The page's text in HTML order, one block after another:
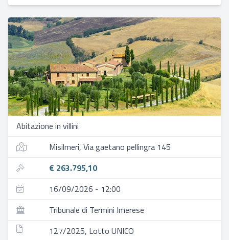
Abitazione in villini
Misilmeri, Via gaetano pellingra 145
€ 263.795,10
16/09/2026 - 12:00
Tribunale di Termini Imerese
127/2025, Lotto UNICO